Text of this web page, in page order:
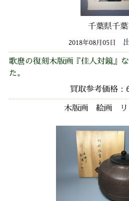
千葉県千
2018年08月05日
歌麿の復刻木版画『佳人対鏡』
た。
買取参考価格：
木版画 絵画 リ